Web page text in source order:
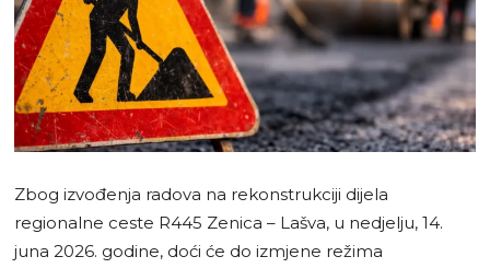
Zbog izvođenja radova na rekonstrukciji dijela
regionalne ceste R445 Zenica – Lašva, u nedjelju, 14.
juna 2026. godine, doći će do izmjene režima